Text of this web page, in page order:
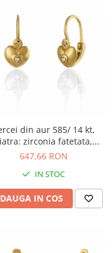
din aur 585/ 14 kt,
zirconia fatetata,
Culoare: transparenta
647,66 RON
IN STOC
IN COS